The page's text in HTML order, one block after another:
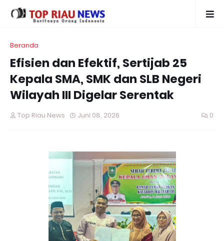
Beranda
Efisien dan Efektif, Sertijab 25
Kepala SMA, SMK dan SLB Negeri
Wilayah III Digelar Serentak
Top Riau News Juni 08, 2026 0